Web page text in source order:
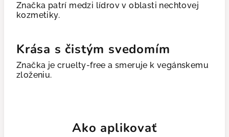
Značka patrí medzi lídrov v oblasti nechtovej
kozmetiky.
Krása s čistým svedomím
Značka je cruelty-free a smeruje k vegánskemu
zloženiu.
Ako aplikovať